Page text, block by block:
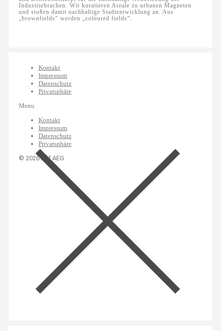
Industriebrachen. Wir kuratieren Areale zu urbanen Magneten
und stoßen damit nachhaltige Stadtentwicklung an. Aus
„brownfields“ werden „coloured fields“.
Kontakt
Impressum
Datenschutz
Privatsphäre
Menu
Kontakt
Impressum
Datenschutz
Privatsphäre
© 2026 Auf AEG